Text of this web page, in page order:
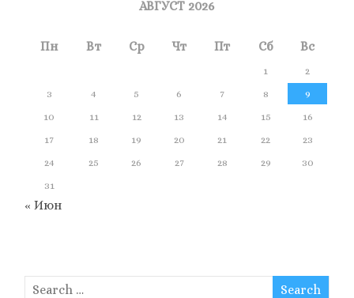
АВГУСТ 2026
Пн Вт Ср Чт Пт Сб Вс
1
2
3
4 5 6 7 8
9
10
11 12 13 14 15
16
17
18 19 20 21 22
23
24
25 26 27 28 29
30
31
« Июн